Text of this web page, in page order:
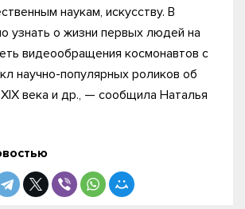
наукам, искусству. В
узнать о жизни первых людей на
видеообращения космонавтов с
научно-популярных роликов об
века и др., — сообщила Наталья